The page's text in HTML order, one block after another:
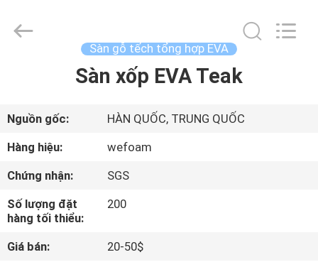
CÁC
SẢN
PHẨM
VIDEO
WeFoam
trading
Sàn gỗ tếch tổng hợp EVA
Sàn xốp EVA Teak
Nguồn gốc:
HÀN QUỐC, TRUNG QUỐC
Hàng hiệu:
wefoam
Chứng nhận:
SGS
Số lượng đặt
hàng tối thiểu:
200
Giá bán:
20-50$